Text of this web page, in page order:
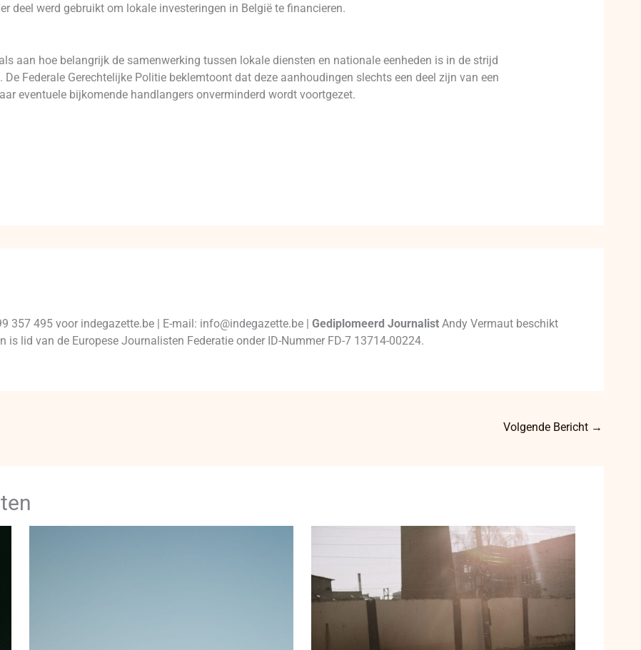
deel werd gebruikt om lokale investeringen in België te financieren.
aan hoe belangrijk de samenwerking tussen lokale diensten en nationale eenheden is in de strijd
Federale Gerechtelijke Politie beklemtoont dat deze aanhoudingen slechts een deel zijn van een
eventuele bijkomende handlangers onverminderd wordt voortgezet.
357 495 voor indegazette.be | E-mail: info@indegazette.be |Gediplomeerd Journalist Andy Vermaut beschikt
is lid van de Europese Journalisten Federatie onder ID-Nummer FD-7 13714-00224.
Volgende Bericht →